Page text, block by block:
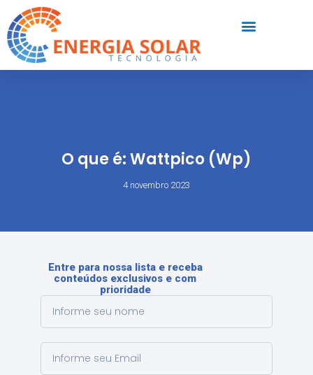
O que é: Wattpico (Wp)
4 novembro 2023
Entre para nossa lista e receba
conteúdos exclusivos e com
prioridade